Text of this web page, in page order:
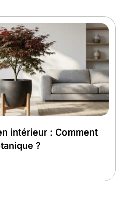
intérieur : Comment
?